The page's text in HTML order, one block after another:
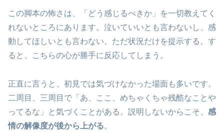
この脚本の怖さは、「どう感じるべきか」を一切教えてく
れないところにあります。泣いていいとも言わないし、感
動してほしいとも言わない。ただ状況だけを提示する。す
ると、こちらの心が勝手に反応してしまう。
正直に言うと、初見では気づけなかった場面も多いです。
二周目、三周目で「あ、ここ、めちゃくちゃ残酷なことや
ってるな」と気づくことがある。説明しないからこそ、 感
情の解像度が後から上がる。